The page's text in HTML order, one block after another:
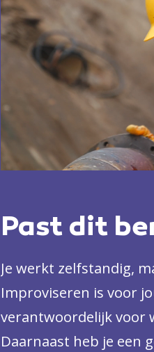
Past dit
Je werkt zelfstandig,
Improviseren is voor
verantwoordelijk voor
Daarnaast heb je een